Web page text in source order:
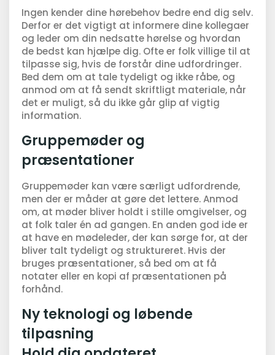
Ingen kender dine hørebehov bedre end dig selv.
Derfor er det vigtigt at informere dine kollegaer
og leder om din nedsatte hørelse og hvordan
de bedst kan hjælpe dig. Ofte er folk villige til at
tilpasse sig, hvis de forstår dine udfordringer.
Bed dem om at tale tydeligt og ikke råbe, og
anmod om at få sendt skriftligt materiale, når
det er muligt, så du ikke går glip af vigtig
information.
Gruppemøder og
præsentationer
Gruppemøder kan være særligt udfordrende,
men der er måder at gøre det lettere. Anmod
om, at møder bliver holdt i stille omgivelser, og
at folk taler én ad gangen. En anden god ide er
at have en mødeleder, der kan sørge for, at der
bliver talt tydeligt og struktureret. Hvis der
bruges præsentationer, så bed om at få
notater eller en kopi af præsentationen på
forhånd.
Ny teknologi og løbende
tilpasning